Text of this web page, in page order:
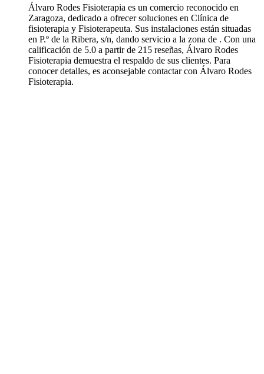
Álvaro Rodes Fisioterapia es un comercio reconocido en
Zaragoza, dedicado a ofrecer soluciones en Clínica de
fisioterapia y Fisioterapeuta. Sus instalaciones están situadas
en P.º de la Ribera, s/n, dando servicio a la zona de . Con una
calificación de 5.0 a partir de 215 reseñas, Álvaro Rodes
Fisioterapia demuestra el respaldo de sus clientes. Para
conocer detalles, es aconsejable contactar con Álvaro Rodes
Fisioterapia.